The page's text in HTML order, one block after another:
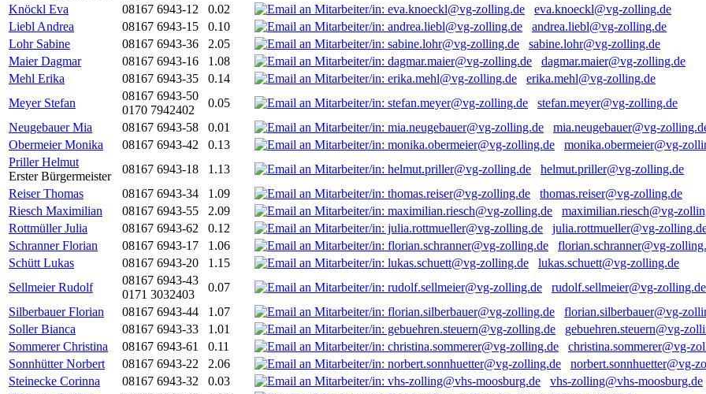
Knöckl Eva
08167 6943-12 0.02
eva.knoeckl@vg-zolling.de
Liebl Andrea
08167 6943-15 0.10
andrea.liebl@vg-zolling.de
Lohr Sabine
08167 6943-36 2.05
sabine.lohr@vg-zolling.de
Maier Dagmar
08167 6943-16 1.08
dagmar.maier@vg-zolling.de
Mehl Erika
08167 6943-35 0.14
erika.mehl@vg-zolling.de
Meyer Stefan
08167 6943-50
0170 7942402
0.05
stefan.meyer@vg-zolling.de
Neugebauer Mia
08167 6943-58 0.01
mia.neugebauer@vg-
Obermeier Monika
08167 6943-42 0.13
monika.obermeier@vg-
Priller Helmut
Erster Bürgermeister
08167 6943-18 1.13
helmut.priller@vg-zolling.de
Reiser Thomas
08167 6943-34 1.09
thomas.reiser@vg-zolling.de
Riesch Maximilian
08167 6943-55 2.09
maximilian.riesch@vg-
Rottmüller Julia
08167 6943-62 0.12
julia.rottmueller@vg-
Schranner Florian
08167 6943-17 1.06
florian.schranner@vg-
Schütt Lukas
08167 6943-20 1.15
lukas.schuett@vg-zolling.de
Sellmeier Rudolf
08167 6943-43
0171 3032403
0.07
rudolf.sellmeier@vg-zolling.de
Silberbauer Florian
08167 6943-44 1.07
florian.silberbauer@vg-
Soller Bianca
08167 6943-33 1.01
gebuehren.steuern@vg-
Sommerer Christina
08167 6943-61 0.11
christina.sommerer@vg-
Sonnhütter Norbert
08167 6943-22 2.06
norbert.sonnhuetter@vg-
Steinecke Corinna
08167 6943-32 0.03
vhs-zolling@vhs-moosburg.de